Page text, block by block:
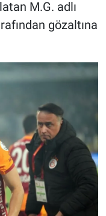
M.G. adlı
gözaltına